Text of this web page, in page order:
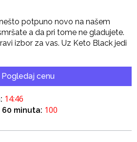
potpuno novo na našem
a da pri tome ne gladujete.
izbor za vas. Uz Keto Black jedi
Pogledaj cenu
14:45
minuta: 100